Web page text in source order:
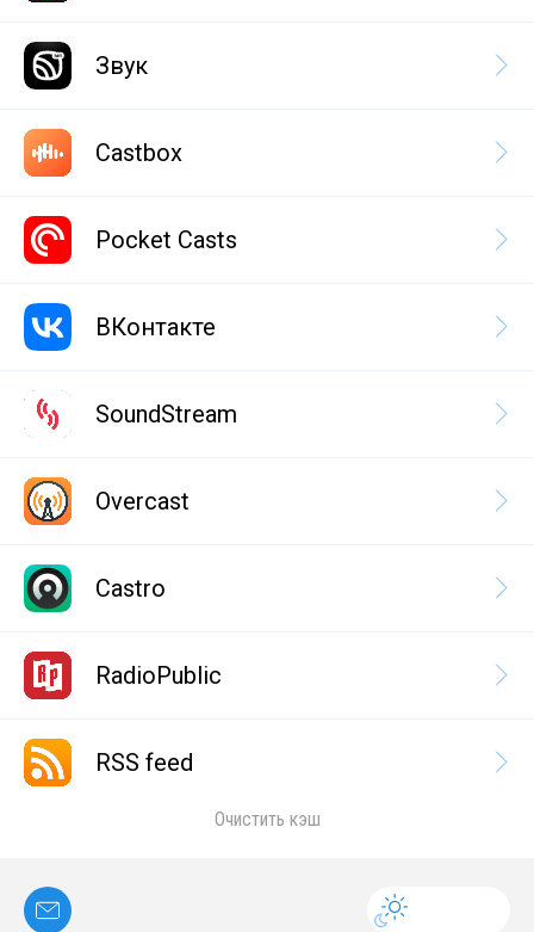
Звук
Castbox
Pocket Casts
ВКонтакте
SoundStream
Overcast
Castro
RadioPublic
RSS feed
Очистить кэш